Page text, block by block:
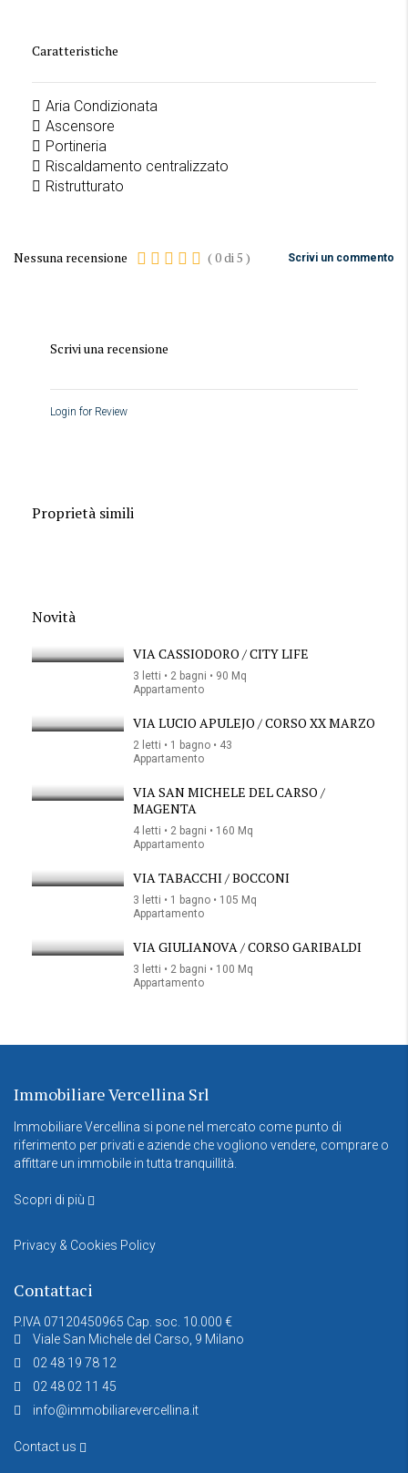
Caratteristiche
Aria Condizionata
Ascensore
Portineria
Riscaldamento centralizzato
Ristrutturato
Nessuna recensione (0di5 ) Scrivi un commento
Scrivi una recensione
Login for Review
Proprietà simili
Novità
VIA CASSIODORO / CITY LIFE
3 letti • 2 bagni • 90 Mq
Appartamento
VIA LUCIO APULEJO / CORSO XX MARZO
2 letti • 1 bagno • 43
Appartamento
VIA SAN MICHELE DEL CARSO /
MAGENTA
4 letti • 2 bagni • 160 Mq
Appartamento
VIA TABACCHI / BOCCONI
3 letti • 1 bagno • 105 Mq
Appartamento
VIA GIULIANOVA / CORSO GARIBALDI
3 letti • 2 bagni • 100 Mq
Appartamento
Immobiliare Vercellina Srl
Immobiliare Vercellina si pone nel mercato come punto di
riferimento per privati e aziende che vogliono vendere, comprare o
affittare un immobile in tutta tranquillità.
Scopri di più
Privacy & Cookies Policy
Contattaci
P.IVA 07120450965 Cap. soc. 10.000 €
Viale San Michele del Carso, 9 Milano
02 48 19 78 12
02 48 02 11 45
info@immobiliarevercellina.it
Contact us